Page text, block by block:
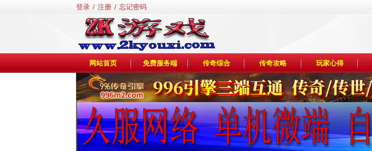
登录 / 注册 / 忘记密码
网站首页 免费服务端 传奇综合 传奇攻略 玩家心得